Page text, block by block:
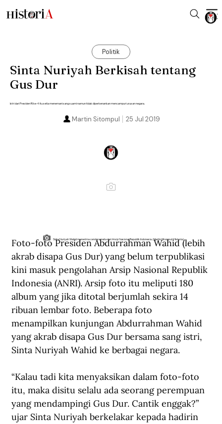
Politik
Sinta Nuriyah Berkisah tentang
Gus Dur
Istri dari Presiden RI ke-4 itu setia menemani sang suami namun tidak diperkenankan mencampuri urusan negara.
25 Jul 2019
Martin Sitompul
Sinta Nuriyah Wahid menerima cenderamata dari Arsip Nasional Republik Indonesia. (Martin Sitompul/Historia).
Foto-foto Presiden Abdurrahman Wahid (lebih
akrab disapa Gus Dur) yang belum terpublikasi
kini masuk pengolahan Arsip Nasional Republik
Indonesia (ANRI). Arsip foto itu meliputi 180
album yang jika ditotal berjumlah sekira 14
ribuan lembar foto. Beberapa foto
menampilkan kunjungan Abdurrahman Wahid
yang akrab disapa Gus Dur bersama sang istri,
Sinta Nuriyah Wahid ke berbagai negara.
“Kalau tadi kita menyaksikan dalam foto-foto
itu, maka disitu selalu ada seorang perempuan
yang mendampingi Gus Dur. Cantik enggak?”
ujar Sinta Nuriyah berkelakar kepada hadirin